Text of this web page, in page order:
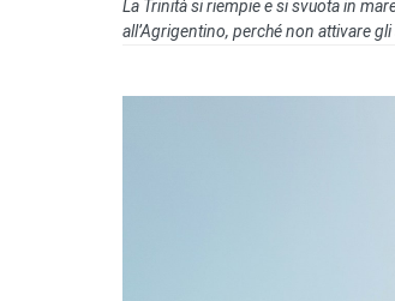
La Trinità si riempie e si svuota in
all’Agrigentino, perché non attivare